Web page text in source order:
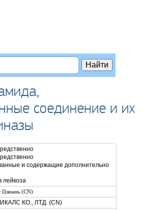
соединение и их
и содержащие дополнительно
лейкоза
(CN)
КО., ЛТД. (CN)